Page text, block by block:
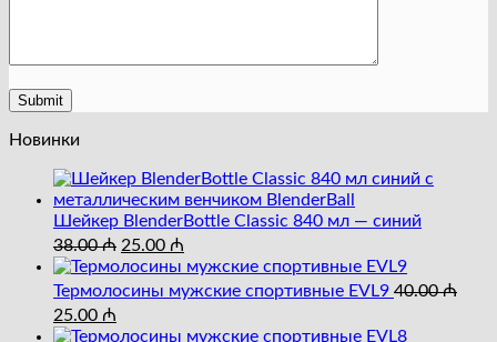
Новинки
Шейкер BlenderBottle Classic 840 мл — синий
38.00₼ Первоначальная
цена
25.00 ₼
цена:
25.00 ₼.
Термолосины мужские спортивные EVL9 40.00₼
Первоначальная
цена
25.00 ₼
цена: